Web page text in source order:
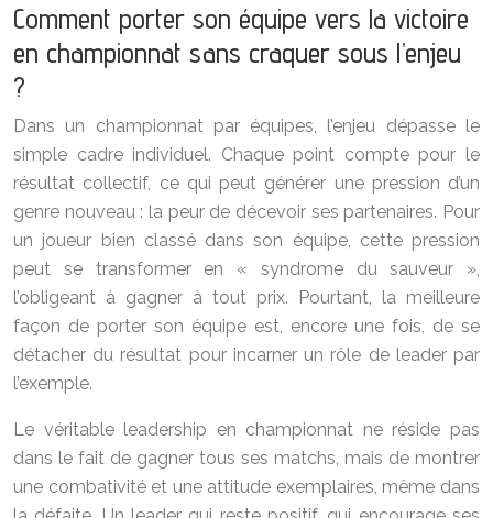
Comment porter son équipe vers la victoire
en championnat sans craquer sous l’enjeu
?
Dans un championnat par équipes, l’enjeu dépasse le
simple cadre individuel. Chaque point compte pour le
résultat collectif, ce qui peut générer une pression d’un
genre nouveau : la peur de décevoir ses partenaires. Pour
un joueur bien classé dans son équipe, cette pression
peut se transformer en « syndrome du sauveur »,
l’obligeant à gagner à tout prix. Pourtant, la meilleure
façon de porter son équipe est, encore une fois, de se
détacher du résultat pour incarner un rôle de leader par
l’exemple.
Le véritable leadership en championnat ne réside pas
dans le fait de gagner tous ses matchs, mais de montrer
une combativité et une attitude exemplaires, même dans